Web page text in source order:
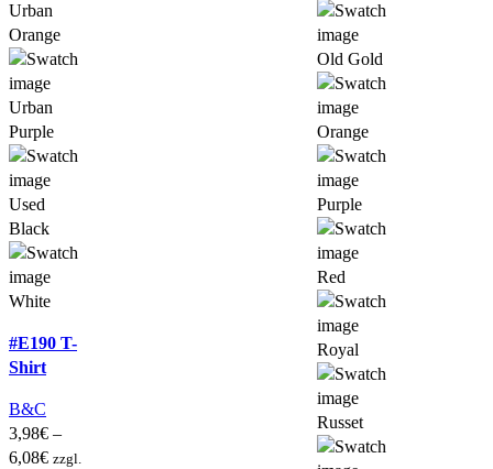
Urban
Orange
Urban
Purple
Used
Black
White
#E190 T-
Shirt
B&C
3,98€ –
6,08€ zzgl.
Old Gold
Orange
Purple
Red
Royal
Russet